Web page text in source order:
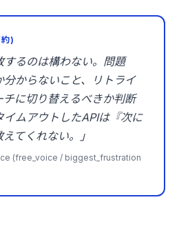
)
するのは構わない。問題
分からないこと、リトライ
チに切り替えるべきか判断
イムアウトしたAPIは『次に
てくれない。」
(free_voice / biggest_frustration